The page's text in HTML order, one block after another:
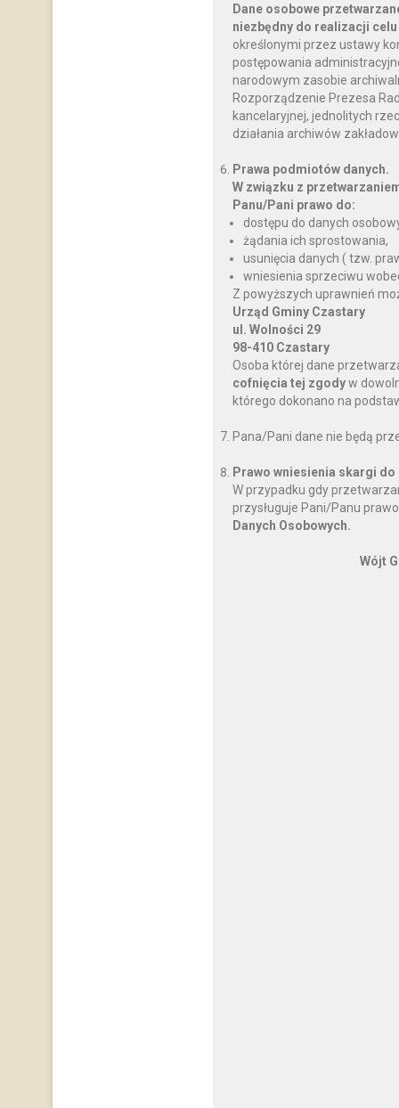
Dane osobowe
niezbędny do realizacji
określonymi przez ustawy
postępowania
narodowym zasobie
Rozporządzenie Prezesa
kancelaryjnej, jednolitych
działania archiwów
Prawa podmiotów danych.
W związku z
Panu/Pani prawo do:
dostępu do danych
żądania ich sprostowania,
usunięcia danych ( tzw.
wniesienia sprzeciwu
Z powyższych uprawnień
Urząd Gminy Czastary
ul. Wolności 29
98-410 Czastary
Osoba której dane
cofnięcia tej zgodyw
którego dokonano na
Pana/Pani dane nie będą
Prawo wniesienia skargi
W przypadku gdy
przysługuje Pani/Panu
Danych Osobowych.
Wójt